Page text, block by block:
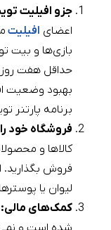
جزو افیلیت
اعضای افیلیت
بازی‌ها و بیت
حداقل هفت
بهبود وضعیت
برنامه پارتنر
فروشگاه خود
کالا‌ها و
فروش
لیوان یا
کمک‌های مالی: